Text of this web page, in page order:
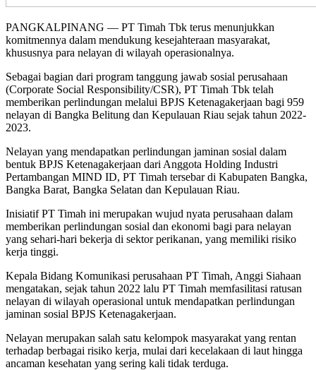
PANGKALPINANG — PT Timah Tbk terus menunjukkan
komitmennya dalam mendukung kesejahteraan masyarakat,
khususnya para nelayan di wilayah operasionalnya.
Sebagai bagian dari program tanggung jawab sosial perusahaan
(Corporate Social Responsibility/CSR), PT Timah Tbk telah
memberikan perlindungan melalui BPJS Ketenagakerjaan bagi 959
nelayan di Bangka Belitung dan Kepulauan Riau sejak tahun 2022-
2023.
Nelayan yang mendapatkan perlindungan jaminan sosial dalam
bentuk BPJS Ketenagakerjaan dari Anggota Holding Industri
Pertambangan MIND ID, PT Timah tersebar di Kabupaten Bangka,
Bangka Barat, Bangka Selatan dan Kepulauan Riau.
Inisiatif PT Timah ini merupakan wujud nyata perusahaan dalam
memberikan perlindungan sosial dan ekonomi bagi para nelayan
yang sehari-hari bekerja di sektor perikanan, yang memiliki risiko
kerja tinggi.
Kepala Bidang Komunikasi perusahaan PT Timah, Anggi Siahaan
mengatakan, sejak tahun 2022 lalu PT Timah memfasilitasi ratusan
nelayan di wilayah operasional untuk mendapatkan perlindungan
jaminan sosial BPJS Ketenagakerjaan.
Nelayan merupakan salah satu kelompok masyarakat yang rentan
terhadap berbagai risiko kerja, mulai dari kecelakaan di laut hingga
ancaman kesehatan yang sering kali tidak terduga.